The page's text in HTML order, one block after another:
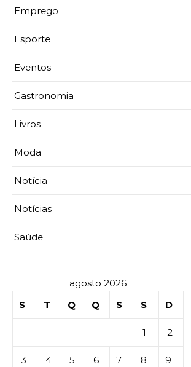
Emprego
Esporte
Eventos
Gastronomia
Livros
Moda
Notícia
Notícias
Saúde
agosto 2026
S
T Q Q S S D
1 2
3 4 5 6 7 8 9